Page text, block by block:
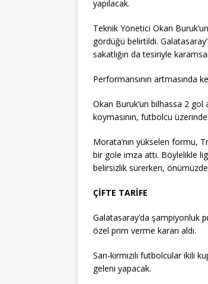
yapılacak.
Teknik Yönetici Okan
gördüğü belirtildi.
sakatlığın da tesiriyle
Performansının artmasında
Okan Buruk’un bilhassa 2 gol
koymasının, futbolcu
Morata’nın yükselen formu,
bir gole imza attı. Böylelikle
belirsizlik sürerken,
ÇİFTE TARİFE
Galatasaray’da şampiyonluk
özel prim verme kararı aldı.
Sarı-kırmızılı futbolcular ikili
geleni yapacak.